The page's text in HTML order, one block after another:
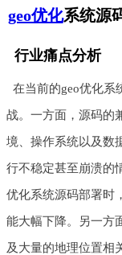
geo优化系统源
行业痛点分析
在当前的geo优化系
战。一方面，源码的
境、操作系统以及数
行不稳定甚至崩溃的
优化系统源码部署时
能大幅下降。另一方
及大量的地理位置相